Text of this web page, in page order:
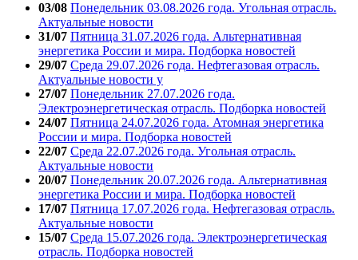
03/08 Понедельник 03.08.2026 года. Угольная отрасль.
Актуальные новости
31/07 Пятница 31.07.2026 года. Альтернативная
энергетика России и мира. Подборка новостей
29/07 Среда 29.07.2026 года. Нефтегазовая отрасль.
Актуальные новости у
27/07 Понедельник 27.07.2026 года.
Электроэнергетическая отрасль. Подборка новостей
24/07 Пятница 24.07.2026 года. Атомная энергетика
России и мира. Подборка новостей
22/07 Среда 22.07.2026 года. Угольная отрасль.
Актуальные новости
20/07 Понедельник 20.07.2026 года. Альтернативная
энергетика России и мира. Подборка новостей
17/07 Пятница 17.07.2026 года. Нефтегазовая отрасль.
Актуальные новости
15/07 Среда 15.07.2026 года. Электроэнергетическая
отрасль. Подборка новостей